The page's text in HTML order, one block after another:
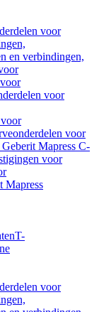
voor
en verbindingen,
voor
voor
Mapress C-
voor
Mapress
T-
voor